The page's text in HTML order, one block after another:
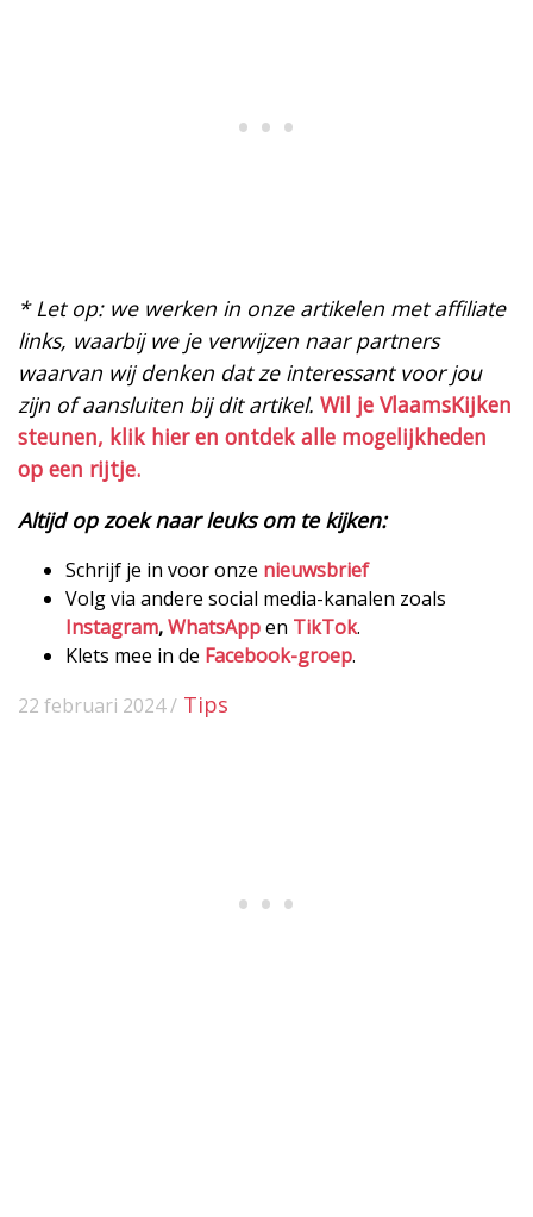
* Let op: we werken in onze artikelen met affiliate
links, waarbij we je verwijzen naar partners
waarvan wij denken dat ze interessant voor jou
zijn of aansluiten bij dit artikel. Wil je VlaamsKijken
steunen, klik hier en ontdek alle mogelijkheden
op een rijtje.
Altijd op zoek naar leuks om te kijken:
Schrijf je in voor onze nieuwsbrief
Volg via andere social media-kanalen zoals
Instagram,WhatsAppen TikTok.
Klets mee in de Facebook-groep.
22 februari 2024 / Tips